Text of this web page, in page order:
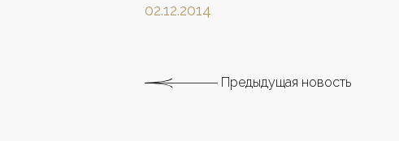
02.12.2014
Предыдущая новость